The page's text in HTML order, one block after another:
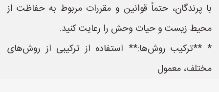
با پرندگان، حتماً قوانین و مقررات مربوط به حفاظت از
محیط زیست و حیات وحش را رعایت کنید.
* **ترکیب روش‌ها:** استفاده از ترکیبی از روش‌های
مختلف، معمول